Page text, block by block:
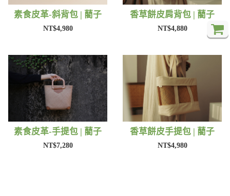
素食皮革-斜背包 | 藺子
NT$4,980
香草餅皮肩背包 | 藺子
NT$4,880
素食皮革-手提包 | 藺子
NT$7,280
香草餅皮手提包 | 藺子
NT$4,980